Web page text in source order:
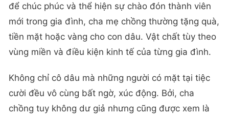
để chúc phúc và thể hiện sự chào đón thành viên
mới trong gia đình, cha mẹ chồng thường tặng quà,
tiền mặt hoặc vàng cho con dâu. Vật chất tùy theo
vùng miền và điều kiện kinh tế của từng gia đình.
Không chỉ cô dâu mà những người có mặt tại tiệc
cười đều vô cùng bất ngờ, xúc động. Bởi, cha
chồng tuy không dư giả nhưng cũng được xem là